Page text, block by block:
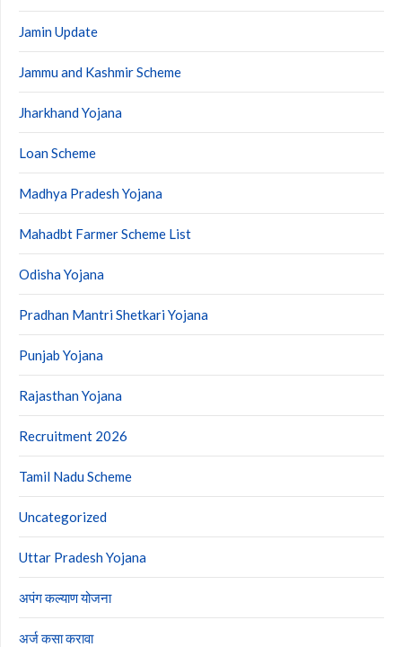
Jamin Update
Jammu and Kashmir Scheme
Jharkhand Yojana
Loan Scheme
Madhya Pradesh Yojana
Mahadbt Farmer Scheme List
Odisha Yojana
Pradhan Mantri Shetkari Yojana
Punjab Yojana
Rajasthan Yojana
Recruitment 2026
Tamil Nadu Scheme
Uncategorized
Uttar Pradesh Yojana
अपंग कल्याण योजना
अर्ज कसा करावा